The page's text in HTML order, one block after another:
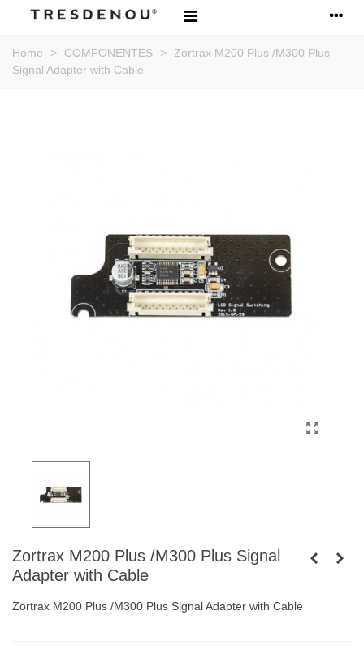
Home > COMPONENTES >
Zortrax M200 Plus /M300 Plus
Signal Adapter with Cable
Zortrax M200 Plus /M300 Plus Signal
Adapter with Cable
Zortrax M200 Plus /M300 Plus Signal Adapter with Cable